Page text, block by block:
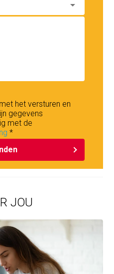
opgemaakt door ons
direct.
is geheel vrijblijvend.
informatie besteed
aansprakelijkheid voor
actualiteit of
arrow_drop_down
het versturen en
gegevens
met de
*
JOU